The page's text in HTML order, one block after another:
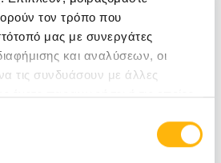
τον τρόπο που
μας με συνεργάτες
και αναλύσεων, οι
τις συνδυάσουν με άλλες
έχετε παραχωρήσει ή τις οποίες